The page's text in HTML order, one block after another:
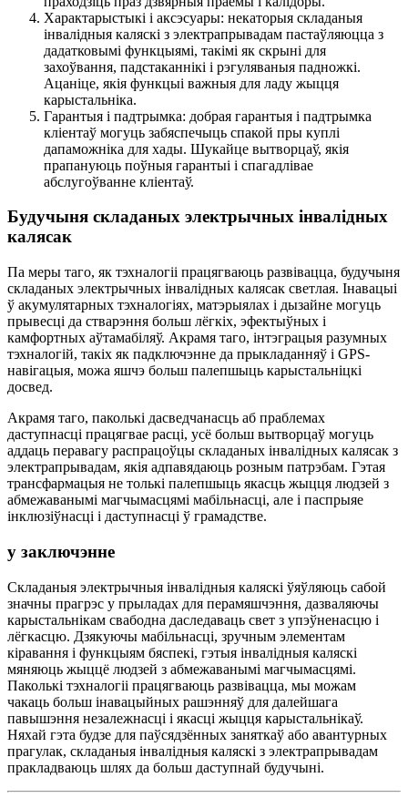
Характарыстыкі і аксэсуары: некаторыя складаныя
інвалідныя каляскі з электрапрывадам пастаўляюцца з
дадатковымі функцыямі, такімі як скрыні для
захоўвання, падстаканнікі і рэгуляваныя падножкі.
Ацаніце, якія функцыі важныя для ладу жыцця
карыстальніка.
Гарантыя і падтрымка: добрая гарантыя і падтрымка
кліентаў могуць забяспечыць спакой пры куплі
дапаможніка для хады. Шукайце вытворцаў, якія
прапануюць поўныя гарантыі і спагадлівае
абслугоўванне кліентаў.
Будучыня складаных электрычных інвалідных
калясак
Па меры таго, як тэхналогіі працягваюць развівацца, будучыня
складаных электрычных інвалідных калясак светлая. Інавацыі
ў акумулятарных тэхналогіях, матэрыялах і дызайне могуць
прывесці да стварэння больш лёгкіх, эфектыўных і
камфортных аўтамабіляў. Акрамя таго, інтэграцыя разумных
тэхналогій, такіх як падключэнне да прыкладанняў і GPS-
навігацыя, можа яшчэ больш палепшыць карыстальніцкі
досвед.
Акрамя таго, паколькі дасведчанасць аб праблемах
даступнасці працягвае расці, усё больш вытворцаў могуць
аддаць перавагу распрацоўцы складаных інвалідных калясак з
электрапрывадам, якія адпавядаюць розным патрэбам. Гэтая
трансфармацыя не толькі палепшыць якасць жыцця людзей з
абмежаванымі магчымасцямі мабільнасці, але і паспрыяе
інклюзіўнасці і даступнасці ў грамадстве.
у заключэнне
Складаныя электрычныя інвалідныя каляскі ўяўляюць сабой
значны прагрэс у прыладах для перамяшчэння, дазваляючы
карыстальнікам свабодна даследаваць свет з упэўненасцю і
лёгкасцю. Дзякуючы мабільнасці, зручным элементам
кіравання і функцыям бяспекі, гэтыя інвалідныя каляскі
мяняюць жыццё людзей з абмежаванымі магчымасцямі.
Паколькі тэхналогіі працягваюць развівацца, мы можам
чакаць больш інавацыйных рашэнняў для далейшага
павышэння незалежнасці і якасці жыцця карыстальнікаў.
Няхай гэта будзе для паўсядзённых заняткаў або авантурных
прагулак, складаныя інвалідныя каляскі з электрапрывадам
пракладваюць шлях да больш даступнай будучыні.